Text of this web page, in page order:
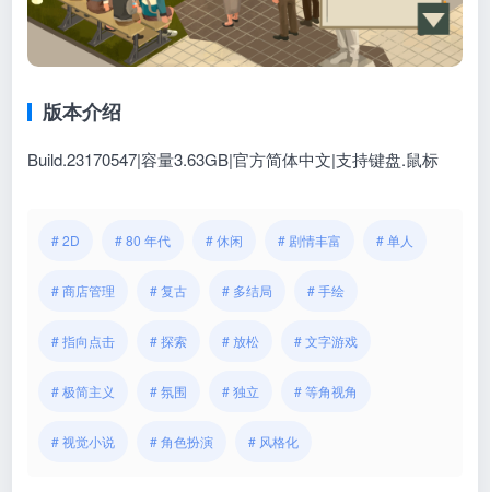
版本介绍
Build.23170547|容量3.63GB|官方简体中文|支持键盘.鼠标
# 2D # 80 年代 # 休闲 # 剧情丰富 # 单人
# 商店管理 # 复古 # 多结局 # 手绘
# 指向点击 # 探索 # 放松 # 文字游戏
# 极简主义 # 氛围 # 独立 # 等角视角
# 视觉小说 # 角色扮演 # 风格化